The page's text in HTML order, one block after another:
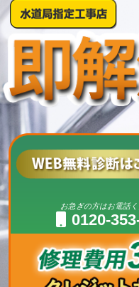
お急ぎの方はお電話
0120-